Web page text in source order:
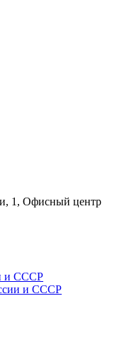
1, Офисный центр
и СССР
и СССР